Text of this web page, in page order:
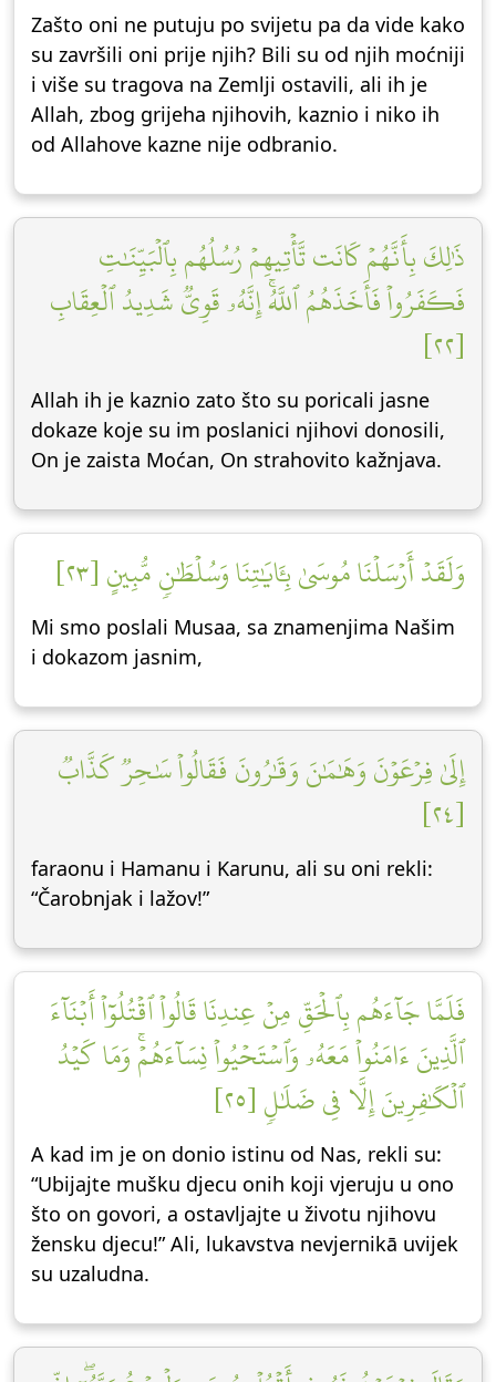
Zašto oni ne putuju po svijetu pa da vide kako
su završili oni prije njih? Bili su od njih moćniji
i više su tragova na Zemlji ostavili, ali ih je
Allah, zbog grijeha njihovih, kaznio i niko ih
od Allahove kazne nije odbranio.
ذَٰلِكَ بِأَنَّهُمۡ كَانَت تَّأۡتِيهِمۡ رُسُلُهُم بِٱلۡبَيِّنَٰتِ
فَكَفَرُواْ فَأَخَذَهُمُ ٱللَّهُۚ إِنَّهُۥ قَوِيّٞ شَدِيدُ ٱلۡعِقَابِ
[٢٢]
Allah ih je kaznio zato što su poricali jasne
dokaze koje su im poslanici njihovi donosili,
On je zaista Moćan, On strahovito kažnjava.
وَلَقَدۡ أَرۡسَلۡنَا مُوسَىٰ بِـَٔايَٰتِنَا وَسُلۡطَٰنٖ مُّبِينٍ [٢٣]
Mi smo poslali Musaa, sa znamenjima Našim
i dokazom jasnim,
إِلَىٰ فِرۡعَوۡنَ وَهَٰمَٰنَ وَقَٰرُونَ فَقَالُواْ سَٰحِرٞ كَذَّابٞ
[٢٤]
faraonu i Hamanu i Karunu, ali su oni rekli:
“Čarobnjak i lažov!”
فَلَمَّا جَآءَهُم بِٱلۡحَقِّ مِنۡ عِندِنَا قَالُواْ ٱقۡتُلُوٓاْ أَبۡنَآءَ
ٱلَّذِينَ ءَامَنُواْ مَعَهُۥ وَٱسۡتَحۡيُواْ نِسَآءَهُمۡۚ وَمَا كَيۡدُ
ٱلۡكَٰفِرِينَ إِلَّا فِي ضَلَٰلٖ [٢٥]
A kad im je on donio istinu od Nas, rekli su:
“Ubijajte mušku djecu onih koji vjeruju u ono
što on govori, a ostavljajte u životu njihovu
žensku djecu!” Ali, lukavstva nevjernikā uvijek
su uzaludna.